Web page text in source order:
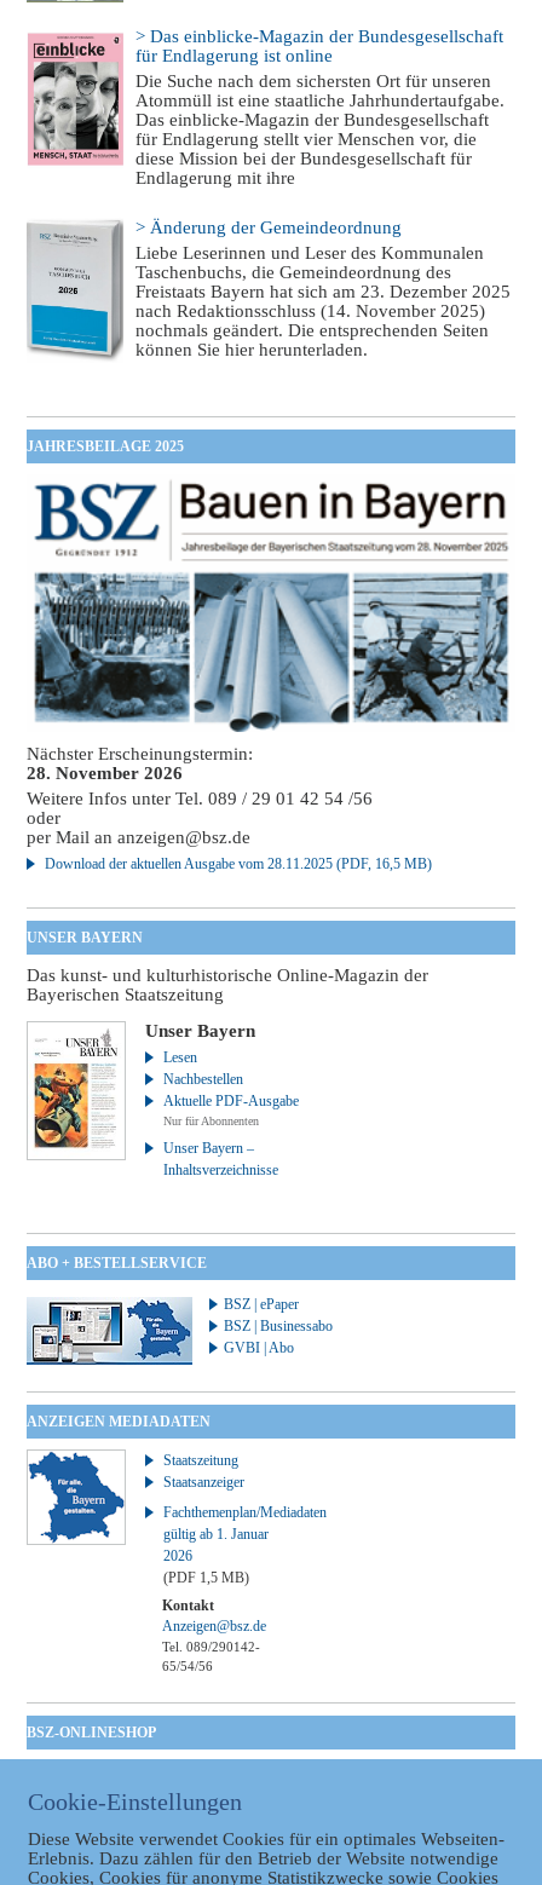
> Das einblicke-Magazin der Bundesgesellschaft
für Endlagerung ist online
Die Suche nach dem sichersten Ort für unseren
Atommüll ist eine staatliche Jahrhundertaufgabe.
Das einblicke-Magazin der Bundesgesellschaft
für Endlagerung stellt vier Menschen vor, die
diese Mission bei der Bundesgesellschaft für
Endlagerung mit ihre
> Änderung der Gemeindeordnung
Liebe Leserinnen und Leser des Kommunalen
Taschenbuchs, die Gemeindeordnung des
Freistaats Bayern hat sich am 23. Dezember 2025
nach Redaktionsschluss (14. November 2025)
nochmals geändert. Die entsprechenden Seiten
können Sie hier herunterladen.
JAHRESBEILAGE 2025
Nächster Erscheinungstermin:
28. November 2026
Weitere Infos unter Tel. 089 / 29 01 42 54 /56
oder
per Mail ananzeigen@bsz.de
Download der aktuellen Ausgabe vom 28.11.2025 (PDF, 16,5 MB)
UNSER BAYERN
Das kunst- und kulturhistorische Online-Magazin der
Bayerischen Staatszeitung
Unser Bayern
Lesen
Nachbestellen
Aktuelle PDF-Ausgabe
Nur für Abonnenten
Unser Bayern –
Inhaltsverzeichnisse
ABO + BESTELLSERVICE
BSZ | ePaper
BSZ | Businessabo
GVBI | Abo
ANZEIGEN MEDIADATEN
Staatszeitung
Staatsanzeiger
Fachthemenplan/Mediadaten
gültig ab 1. Januar
2026
(PDF 1,5 MB)
Kontakt
Anzeigen@bsz.de
Tel. 089/290142-
65/54/56
BSZ-ONLINESHOP
Taschenbuch
GVBl | Einbanddecke
Cookie-Einstellungen
Diese Website verwendet Cookies für ein optimales Webseiten-
Erlebnis. Dazu zählen für den Betrieb der Website notwendige
Cookies, Cookies für anonyme Statistikzwecke sowie Cookies